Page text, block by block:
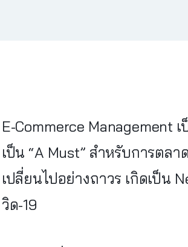
E-Commerce Management
เป็น “A Must” สำหรับการตล
เปลี่ยนไปอย่างถาวร เกิดเป็น
วิด-19